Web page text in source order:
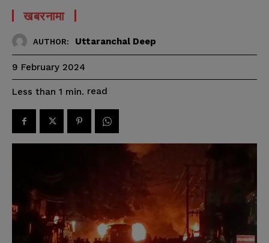
खबरनामा
AUTHOR: Uttaranchal Deep
9 February 2024
Less than 1 min. read